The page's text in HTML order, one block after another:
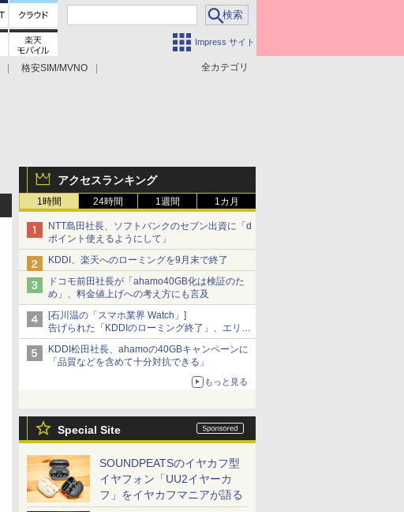
Impress サイト
全カテゴリ
格安SIM/MVNO
アクセスランキング
1時間 24時間 1週間 1カ月
NTT島田社長、ソフトバンクのセブン出資に「d
ポイント使えるようにして」
KDDI、楽天へのローミングを9月末で終了
ドコモ前田社長が「ahamo40GB化は検証のた
め」、料金値上げへの考え方にも言及
[石川温の「スマホ業界 Watch」]
告げられた「KDDIのローミング終了」、エリア
マップの落とし穴と楽天モバイルの課題
KDDI松田社長、ahamoの40GBキャンペーンに
「品質などを含めて十分対抗できる」
もっと見る
Special Site
SOUNDPEATSのイヤカフ型
イヤフォン「UU2イヤーカ
フ」をイヤカフマニアが語る